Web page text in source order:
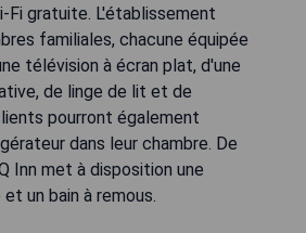
Fi gratuite. L'établissement
familiales, chacune équipée
télévision à écran plat, d'une
de linge de lit et de
pourront également
dans leur chambre. De
Inn met à disposition une
un bain à remous.